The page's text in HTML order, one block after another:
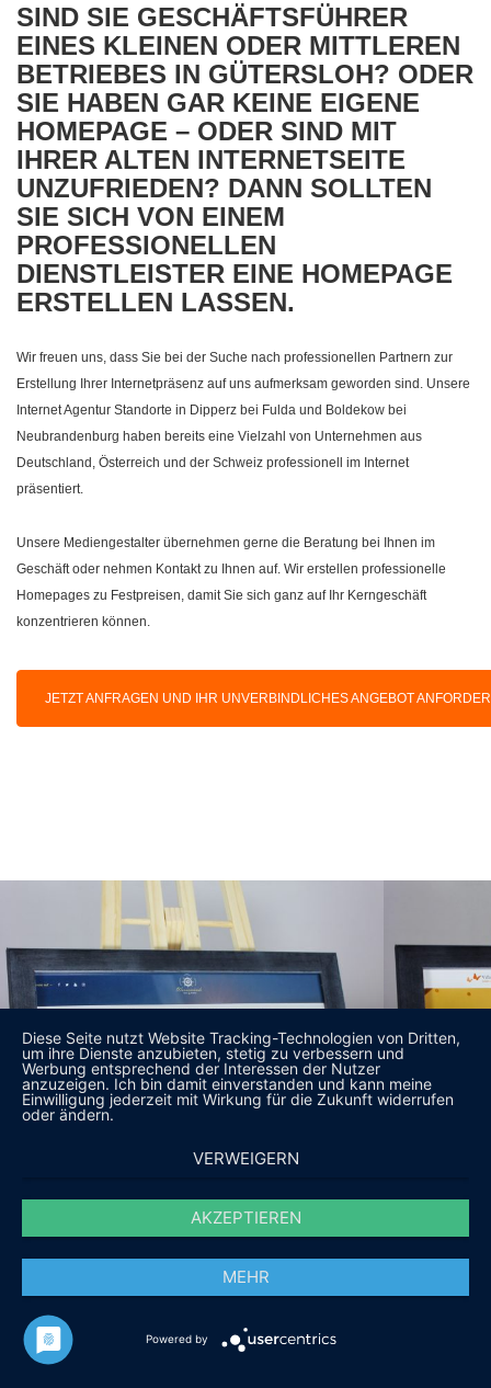
SIND SIE GESCHÄFTSFÜHRER
EINES KLEINEN ODER MITTLEREN
BETRIEBES IN GÜTERSLOH? ODER
SIE HABEN GAR KEINE EIGENE
HOMEPAGE – ODER SIND MIT
IHRER ALTEN INTERNETSEITE
UNZUFRIEDEN? DANN SOLLTEN
SIE SICH VON EINEM
PROFESSIONELLEN
DIENSTLEISTER EINE HOMEPAGE
ERSTELLEN LASSEN.
Wir freuen uns, dass Sie bei der Suche nach professionellen Partnern zur
Erstellung Ihrer Internetpräsenz auf uns aufmerksam geworden sind. Unsere
Internet Agentur Standorte in Dipperz bei Fulda und Boldekow bei
Neubrandenburg haben bereits eine Vielzahl von Unternehmen aus
Deutschland, Österreich und der Schweiz professionell im Internet
präsentiert.
Unsere Mediengestalter übernehmen gerne die Beratung bei Ihnen im
Geschäft oder nehmen Kontakt zu Ihnen auf. Wir erstellen professionelle
Homepages zu Festpreisen, damit Sie sich ganz auf Ihr Kerngeschäft
konzentrieren können.
JETZT ANFRAGEN UND IHR UNVERBINDLICHES ANGEBOT
Diese Seite nutzt Website Tracking-Technologien von Dritten,
um ihre Dienste anzubieten, stetig zu verbessern und
Werbung entsprechend der Interessen der Nutzer
anzuzeigen. Ich bin damit einverstanden und kann meine
Einwilligung jederzeit mit Wirkung für die Zukunft widerrufen
oder ändern.
VERWEIGERN
AKZEPTIEREN
MEHR
Powered by